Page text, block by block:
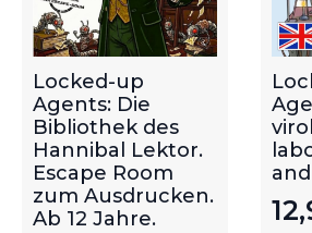
Locked-up
Agents: Die
Bibliothek des
Hannibal Lektor.
Escape Room
zum Ausdrucken.
Ab 12 Jahre.